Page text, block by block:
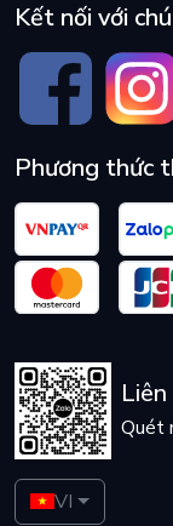
Kết nối với
Phương thức
Liên
Quét
VI